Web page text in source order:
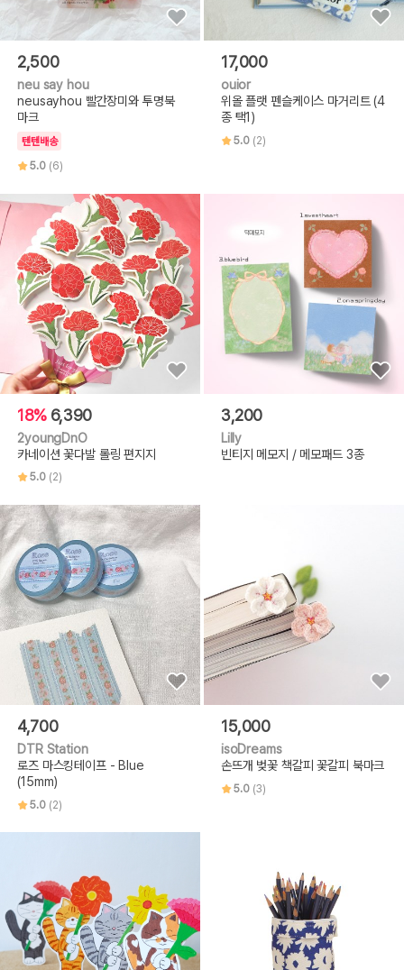
2,500
neu say hou
neusayhou 빨간장미와 투명북
마크
텐텐배송
5.0 (6)
17,000
ouior
위올 플랫 펜슬케이스 마거리트 (4
종 택1)
5.0 (2)
18% 6,390
2youngDnO
카네이션 꽃다발 롤링 편지지
5.0 (2)
3,200
Lilly
빈티지 메모지 / 메모패드 3종
4,700
DTR Station
로즈 마스킹테이프 - Blue
(15mm)
5.0 (2)
15,000
isoDreams
손뜨개 벚꽃 책갈피 꽃갈피 북마크
5.0 (3)